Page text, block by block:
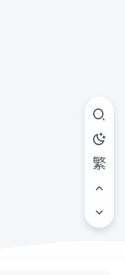
繁